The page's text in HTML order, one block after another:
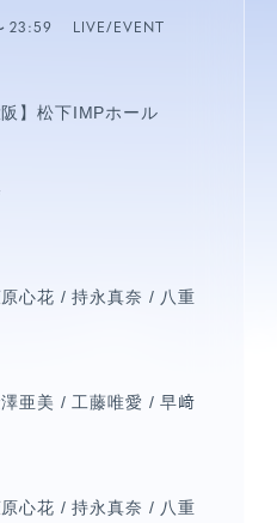
23:59 LIVE/EVENT
】松下IMPホール
心花 / 持永真奈 / 八重
亜美 / 工藤唯愛 / 早﨑
心花 / 持永真奈 / 八重